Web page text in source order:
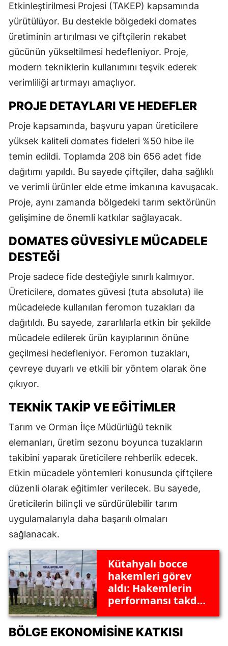
Etkinleştirilmesi Projesi (TAKEP) kapsamında
yürütülüyor. Bu destekle bölgedeki domates
üretiminin artırılması ve çiftçilerin rekabet
gücünün yükseltilmesi hedefleniyor. Proje,
modern tekniklerin kullanımını teşvik ederek
verimliliği artırmayı amaçlıyor.
PROJE DETAYLARI VE HEDEFLER
Proje kapsamında, başvuru yapan üreticilere
yüksek kaliteli domates fideleri %50 hibe ile
temin edildi. Toplamda 208 bin 656 adet fide
dağıtımı yapıldı. Bu sayede çiftçiler, daha sağlıklı
ve verimli ürünler elde etme imkanına kavuşacak.
Proje, aynı zamanda bölgedeki tarım sektörünün
gelişimine de önemli katkılar sağlayacak.
DOMATES GÜVESIYLE MÜCADELE
DESTEĞI
Proje sadece fide desteğiyle sınırlı kalmıyor.
Üreticilere, domates güvesi (tuta absoluta) ile
mücadelede kullanılan feromon tuzakları da
dağıtıldı. Bu sayede, zararlılarla etkin bir şekilde
mücadele edilerek ürün kayıplarının önüne
geçilmesi hedefleniyor. Feromon tuzakları,
çevreye duyarlı ve etkili bir yöntem olarak öne
çıkıyor.
TEKNIK TAKIP VE EĞITIMLER
Tarım ve Orman İlçe Müdürlüğü teknik
elemanları, üretim sezonu boyunca tuzakların
takibini yaparak üreticilere rehberlik edecek.
Etkin mücadele yöntemleri konusunda çiftçilere
düzenli olarak eğitimler verilecek. Bu sayede,
üreticilerin bilinçli ve sürdürülebilir tarım
uygulamalarıyla daha başarılı olmaları
sağlanacak.
Kütahyalı bocce
hakemleri görev
aldı: Hakemlerin
performansı takdir
BÖLGE EKONOMISINE KATKISI